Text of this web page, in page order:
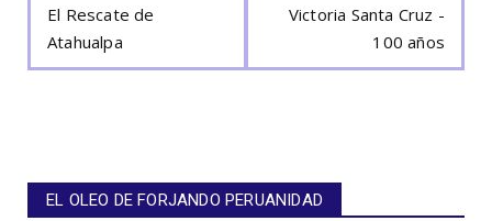
El Rescate de
Atahualpa
Victoria Santa Cruz -
100 años
EL OLEO DE FORJANDO PERUANIDAD